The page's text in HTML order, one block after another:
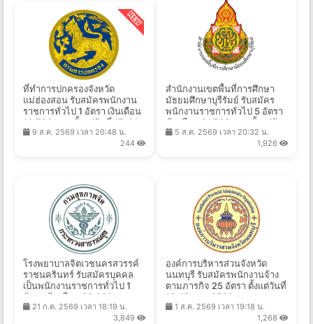
ที่ทำการปกครองจังหวัด
แม่ฮ่องสอน รับสมัครพนักงาน
ราชการทั่วไป 1 อัตรา เงินเดือน
16,700 บาท ตั้งแต่วันที่ 17-21
ส.ค. 2569
9 ส.ค. 2569 เวลา 20:48 น.
244
สำนักงานเขตพื้นที่การศึกษา
มัธยมศึกษาบุรีรัมย์ รับสมัคร
พนักงานราชการทั่วไป 5 อัตรา
เงินเดือน 21,780 บาท ตั้งแต่วัน
ที่ 10-14 ส.ค. 2569
5 ส.ค. 2569 เวลา 20:32 น.
1,926
โรงพยาบาลจิตเวชนครสวรรค์
ราชนครินทร์ รับสมัครบุคคล
เป็นพนักงานราชการทั่วไป 1
อัตรา เงินเดือน 23,600 บาท
ตั้งแต่วันที่ 27 ก.ค. - 28 ส.ค.
21 ก.ค. 2569 เวลา 18:19 น.
3,849
องค์การบริหารส่วนจังหวัด
นนทบุรี รับสมัครพนักงานจ้าง
ตามภารกิจ 25 อัตรา ตั้งแต่วันที่
10-19 ส.ค. 2569
1 ส.ค. 2569 เวลา 19:18 น.
1,268